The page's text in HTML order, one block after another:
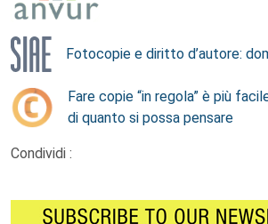
Fotocopie e diritto d’autore:
Fare copie “in regola” è più
di quanto si possa pensare
Condividi :